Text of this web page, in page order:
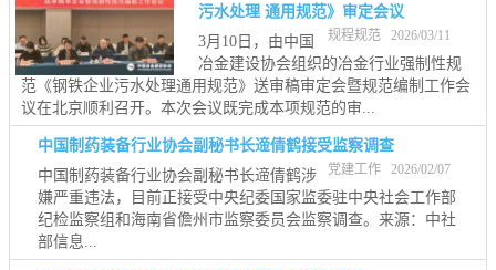
污水处理 通用规范》审定会议
规程规范 2026/03/11
3月10日，由中国
冶金建设协会组织的冶金行业强制性规
范《钢铁企业污水处理通用规范》送审稿审定会暨规范编制工作会
议在北京顺利召开。本次会议既完成本项规范的审...
中国制药装备行业协会副秘书长遆倩鹤接受监察调查
党建工作 2026/02/07
中国制药装备行业协会副秘书长遆倩鹤涉
嫌严重违法，目前正接受中央纪委国家监委驻中央社会工作部
纪检监察组和海南省儋州市监察委员会监察调查。来源：中社
部信息...